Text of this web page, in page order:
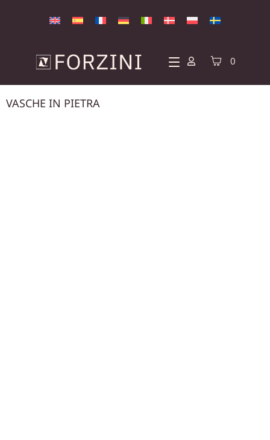
0
VASCHE IN PIETRA